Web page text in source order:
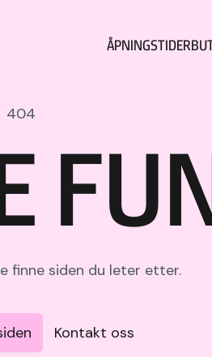
ÅPNINGSTIDER
404
finne siden du leter etter.
Kontakt oss